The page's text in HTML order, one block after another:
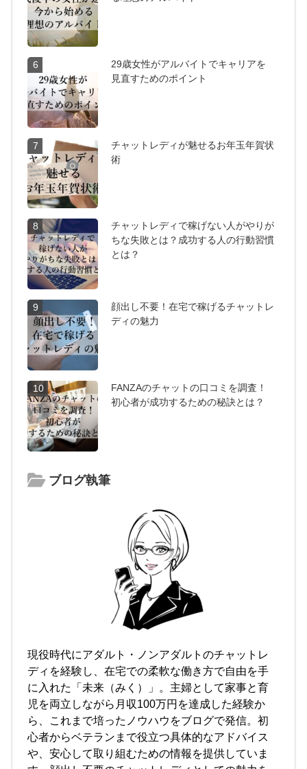
6
29歳女性がアルバイトでキャリアを
見直すためのポイント
7
チャットレディが魅せるお年玉年賀状
術
8
チャットレディで稼げない人がやりが
ちな失敗とは？成功する人の行動習慣
とは？
9
顔出し不要！在宅で稼げるチャットレ
ディの魅力
10
FANZAのチャットの口コミを調査！
初心者が成功するための秘訣とは？
ブログ執筆
現役時代にアダルト・ノンアダルトのチャットレ
ディを経験し、在宅での柔軟な働き方で自由を手
に入れた「未来（みく）」。主婦として家事と育
児を両立しながら月収100万円を達成した経験か
ら、これまで培ったノウハウをブログで発信。初
心者からベテランまで役立つ具体的なアドバイス
や、安心して取り組むための情報を提供していま